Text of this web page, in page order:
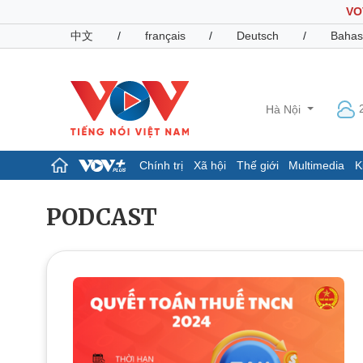
中文
/ français / Deutsch /
Hà Nội
Chính trị Xã hội Thế giới Multimedia
Đảng
Quốc hội
Giáo dục
Việc làm
Biển đảo
Vụ án
Quân sự - Quốc phòng
Vũ khí
PODCAST